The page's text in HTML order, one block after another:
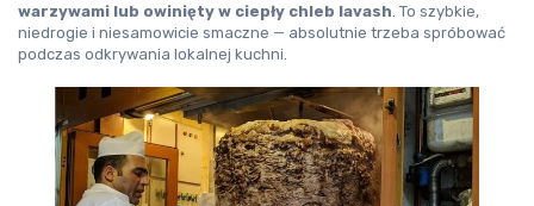
warzywami lub owinięty w ciepły chleb lavash . To szybkie,
niedrogie i niesamowicie smaczne — absolutnie trzeba spróbować
podczas odkrywania lokalnej kuchni.